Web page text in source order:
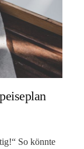
So könnte